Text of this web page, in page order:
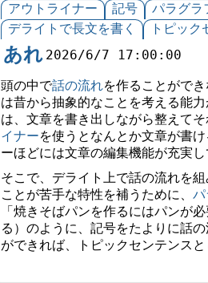
アウトライナー 記号 パラグラ
デライトで長文を書く
トピッ
あれ 2026/6/7 17:00:00
頭の中で話の流れを作ることがで
は昔から抽象的なことを考える能
は、文章を書き出しながら整えて
イナーを使うとなんとか文章が書
ーほどには文章の編集機能が充実
そこで、デライト上で話の流れを
ことが苦手な特性を補うために、
「焼きそばパンを作るにはパンが
る）のように、記号をたよりに話
ができれば、トピックセンテンス